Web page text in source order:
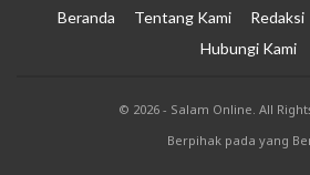
Beranda Tentang Kami Redaksi
Hubungi Kami
© 2026 - Salam Online. All
Berpihak pada yang